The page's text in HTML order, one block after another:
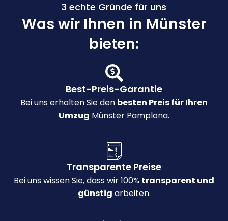
3 echte Gründe für uns
Was wir Ihnen in Münster
bieten:
Best-Preis-Garantie
Bei uns erhalten Sie den besten Preis für Ihren
Umzug Münster Pamplona.
Transparente Preise
Bei uns wissen Sie, dass wir 100% transparent und
günstig arbeiten.